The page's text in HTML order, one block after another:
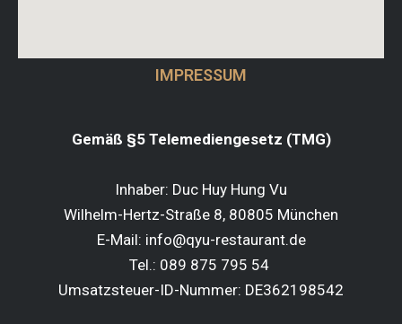
IMPRESSUM
Gemäß §5 Telemediengesetz (TMG)
Inhaber: Duc Huy Hung Vu
Wilhelm-Hertz-Straße 8, 80805 München
E-Mail: info@qyu-restaurant.de
Tel.: 089 875 795 54
Umsatzsteuer-ID-Nummer: DE362198542